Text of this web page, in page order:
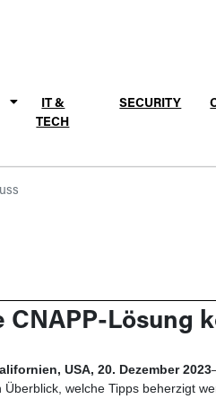
IT &
TECH
SECURITY
CNAPP-Lösung
USA, 20. Dezember 2023
Überblick, welche Tipps beherzigt